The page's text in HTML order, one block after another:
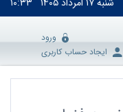
ورود
ایجاد حساب کاربری